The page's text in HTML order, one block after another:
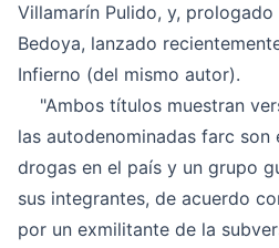
Villamarín Pulido, y,
Bedoya, lanzado
Infierno (del mismo autor).
"Ambos títulos muestran
las autodenominadas farc
drogas en el país y un grupo
sus integrantes, de acuerdo
por un exmilitante de la